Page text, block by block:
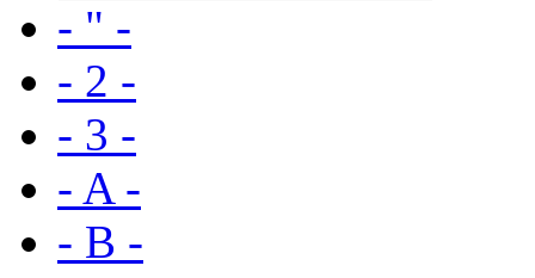
- " -
- 2 -
- 3 -
- A -
- B -